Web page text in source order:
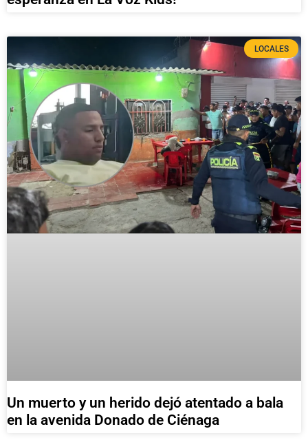
LOCALES
Un muerto y un herido dejó atentado a bala
en la avenida Donado de Ciénaga